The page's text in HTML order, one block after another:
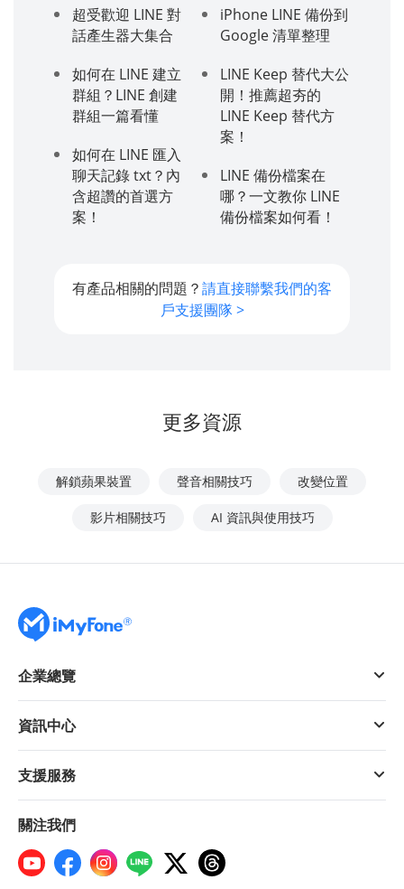
超受歡迎 LINE 對
話產生器大集合
如何在 LINE 建立
群組？LINE 創建
群組一篇看懂
如何在 LINE 匯入
聊天記錄 txt？內
含超讚的首選方
案！
iPhone LINE 備份到
Google 清單整理
LINE Keep 替代大公
開！推薦超夯的
LINE Keep 替代方
案！
LINE 備份檔案在
哪？一文教你 LINE
備份檔案如何看！
有產品相關的問題？請直接聯繫我們的客
戶支援團隊 >
更多資源
解鎖蘋果裝置 聲音相關技巧 改變位置
影片相關技巧 AI 資訊與使用技巧
企業總覽
資訊中心
支援服務
關注我們